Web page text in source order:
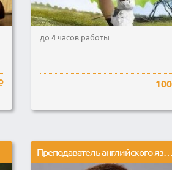
до 4 часов работы
Преподаватель английского языка